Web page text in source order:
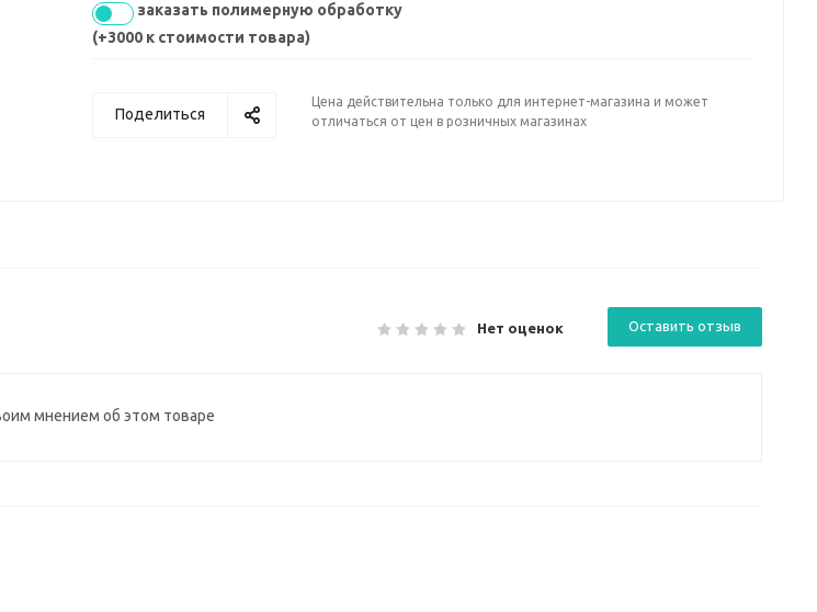
заказать полимерную обработку
(+3000 к стоимости товара)
Поделиться
Цена действительна только для интернет-магазина и может
отличаться от цен в розничных магазинах
Нет оценок Оставить отзыв
мнением об этом товаре